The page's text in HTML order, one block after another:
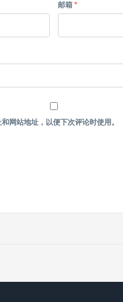
邮箱 *
网站地址，以便下次评论时使用。